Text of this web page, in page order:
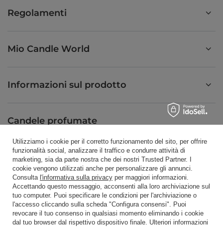
Regolamenti
Mio Candle World
Informazioni sul prodotto
Candele profumate
Scorciatoia
Blog
Utilizziamo i cookie per il corretto funzionamento del sito, per offrire
funzionalità social, analizzare il traffico e condurre attività di
marketing, sia da parte nostra che dei nostri Trusted Partner. I
cookie vengono utilizzati anche per personalizzare gli annunci.
Consulta l'informativa sulla privacy per maggiori informazioni.
Accettando questo messaggio, acconsenti alla loro archiviazione sul
tuo computer. Puoi specificare le condizioni per l'archiviazione o
l'accesso cliccando sulla scheda "Configura consensi". Puoi
revocare il tuo consenso in qualsiasi momento eliminando i cookie
dal tuo browser dal rispettivo dispositivo finale. Ulteriori informazioni